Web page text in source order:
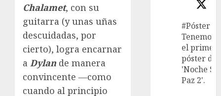
Chalamet, con su
guitarra (y unas uñas
descuidadas, por
cierto), logra encarnar
a Dylan de manera
convincente —como
cuando al principio
#Póster
Tenemos
el primer
póster de
'Noche
Paz 2'.